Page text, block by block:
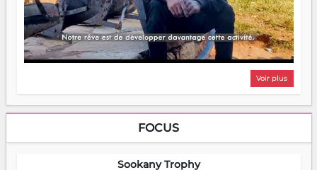
Voir plus
FOCUS
Sookany Trophy